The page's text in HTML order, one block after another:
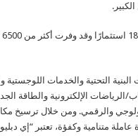
التحتية والخدمات اللوجستية
الرياضات الإلكترونية والطاقة
والرقمي. ومن خلال ترسيخ
متنامية وكفؤة، تعتبر “إي دبليو